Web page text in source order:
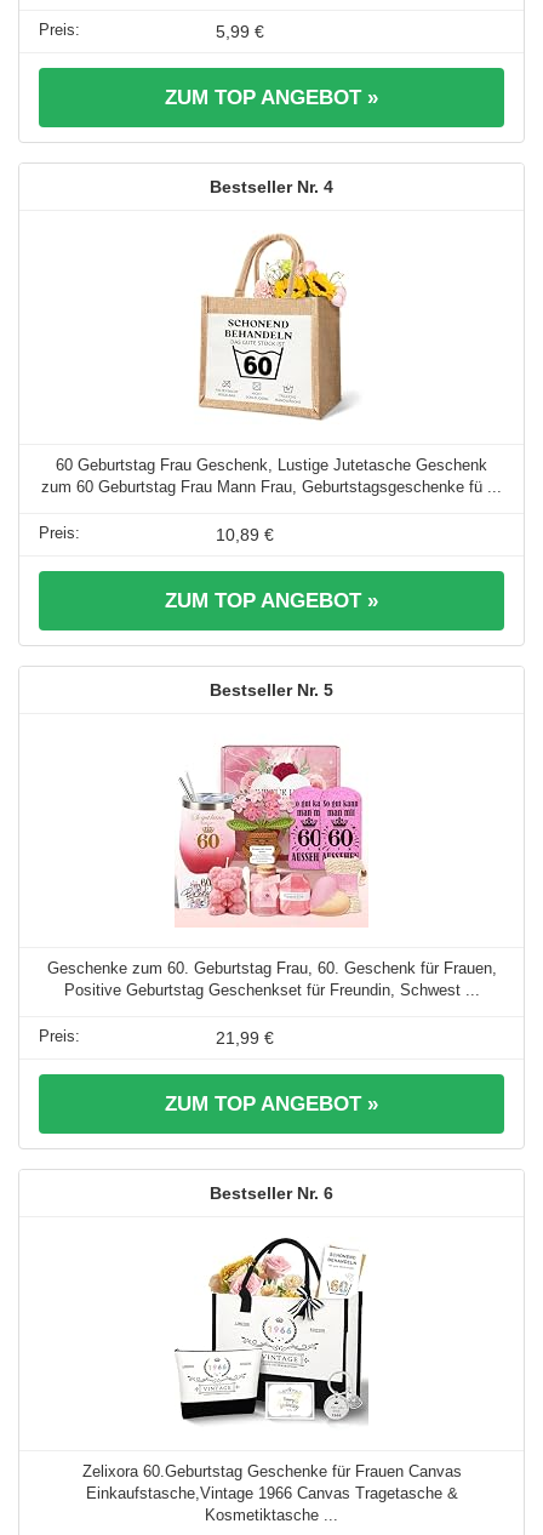
5,99 €
ZUM TOP ANGEBOT »
4
60 Geburtstag Frau Geschenk, Lustige Jutetasche Geschenk
zum 60 Geburtstag Frau Mann Frau, Geburtstagsgeschenke fü ...
10,89 €
ZUM TOP ANGEBOT »
5
Geschenke zum 60. Geburtstag Frau, 60. Geschenk für Frauen,
Positive Geburtstag Geschenkset für Freundin, Schwest ...
21,99 €
ZUM TOP ANGEBOT »
6
Zelixora 60.Geburtstag Geschenke für Frauen Canvas
Einkaufstasche,Vintage 1966 Canvas Tragetasche &
Kosmetiktasche ...